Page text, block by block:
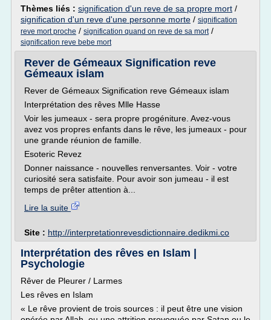
Thèmes liés : signification d'un reve de sa propre mort /
signification d'un reve d'une personne morte / signification
reve mort proche / signification quand on reve de sa mort/
signification reve bebe mort
Rever de Gémeaux Signification reve
Gémeaux islam
Rever de Gémeaux Signification reve Gémeaux islam
Interprétation des rêves Mlle Hasse
Voir les jumeaux - sera propre progéniture. Avez-vous
avez vos propres enfants dans le rêve, les jumeaux - pour
une grande réunion de famille.
Esoteric Revez
Donner naissance - nouvelles renversantes. Voir - votre
curiosité sera satisfaite. Pour avoir son jumeau - il est
temps de prêter attention à...
Lire la suite
Site : http://interpretationrevesdictionnaire.dedikmi.co
Interprétation des rêves en Islam |
Psychologie
Rêver de Pleurer / Larmes
Les rêves en Islam
« Le rêve provient de trois sources : il peut être une vision